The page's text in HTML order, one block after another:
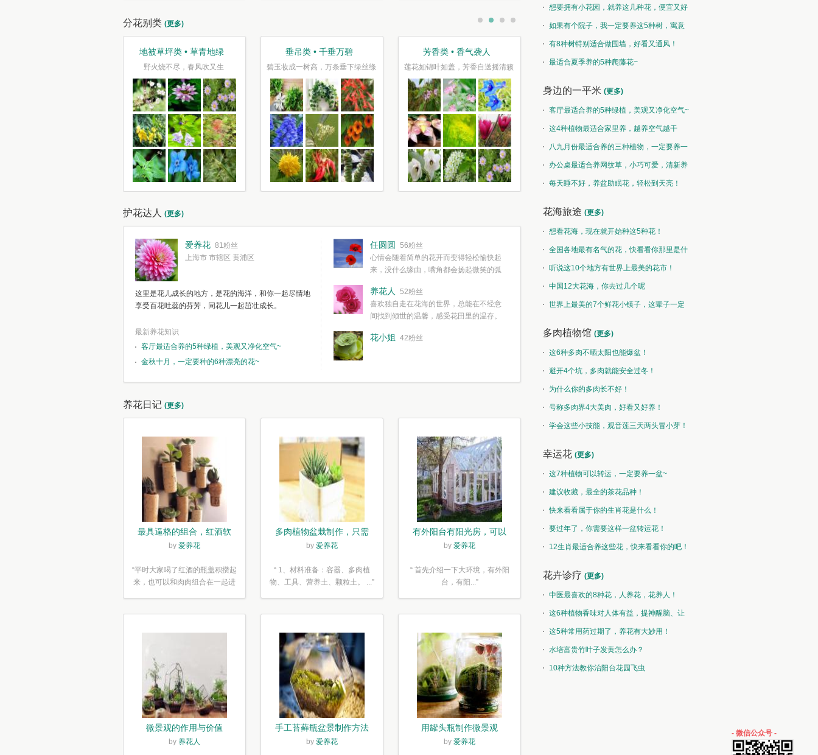
分花别类 (更多)
地被草坪类 • 草青地绿
野火烧不尽，春风吹又生
垂吊类 • 千垂万碧
碧玉妆成一树高，万条垂下绿丝绦
芳香类 • 香气袭人
莲花如锦叶如盖，芳香自送摇清籁 接天莲叶无穷碧，映日荷花别样红
护花达人 (更多)
爱养花 81粉丝
上海市 市辖区 黄浦区
这里是花儿成长的地方，是花的海洋，和你一起尽情地
享受百花吐蕊的芬芳，同花儿一起茁壮成长。
最新养花知识
客厅最适合养的5种绿植，美观又净化空气~
金秋十月，一定要种的6种漂亮的花~
任圆圆
56粉丝
心情会随着简单的花开而变得轻松愉快起
来，没什么缘由，嘴角都会扬起微笑的弧
简单愉快的心情，这些都不需要想得太多，其实都是
我们自己复杂了生活和心境。
养花人
52粉丝
喜欢独自走在花海的世界，总能在不经意
间找到倾世的温馨，感受花田里的温存。
花小姐 42粉丝
养花日记 (更多)
最具逼格的组合，红酒软
木塞diy多肉植物盆栽
by 爱养花
“平时大家喝了红酒的瓶盖积攒起
来，也可以和肉肉组合在一起进
多肉植物盆栽制作，只需
简单6步
by 爱养花
“ 1、材料准备：容器、多肉植
物、工具、营养土、颗粒土。 ...”
有外阳台有阳光房，可以
露养！为了肉肉，任性又
by 爱养花
“ 首先介绍一下大环境，有外阳
台，有阳...”
微景观的作用与价值
by 养花人
手工苔藓瓶盆景制作方法
by 爱养花
用罐头瓶制作微景观
by 爱养花
了~想要拥有小花园，就养这几种花，便宜又好
养！如果有个院子，我一定要养这5种树，寓意
特别好！
有8种树特别适合做围墙，好看又通风！
最适合夏季养的5种爬藤花~
身边的一平米 (更多)
客厅最适合养的5种绿植，美观又净化空气~
这4种植物最适合家里养，越养空气越干
净！八九月份最适合养的三种植物，一定要养一
盆呀~
办公桌最适合养网纹草，小巧可爱，清新养
眼！每天睡不好，养盆助眠花，轻松到天亮！
花海旅途 (更多)
想看花海，现在就开始种这5种花！
全国各地最有名气的花，快看看你那里是什
么花儿！
听说这10个地方有世界上最美的花市！
中国12大花海，你去过几个呢
世界上最美的7个鲜花小镇子，这辈子一定
多肉植物馆 (更多)
这6种多肉不晒太阳也能爆盆！
避开4个坑，多肉就能安全过冬！
为什么你的多肉长不好！
号称多肉界4大美肉，好看又好养！
学会这些小技能，观音莲三天两头冒小芽！
幸运花 (更多)
这7种植物可以转运，一定要养一盆~
建议收藏，最全的茶花品种！
快来看看属于你的生肖花是什么！
要过年了，你需要这样一盆转运花！
12生肖最适合养这些花，快来看看你的吧！
花卉诊疗 (更多)
中医最喜欢的8种花，人养花，花养人！
这6种植物香味对人体有益，提神醒脑、让
你睡的香、身体棒。
这5种常用药过期了，养花有大妙用！
水培富贵竹叶子发黄怎么办？
10种方法教你治阳台花园飞虫
- 微信公众号 -